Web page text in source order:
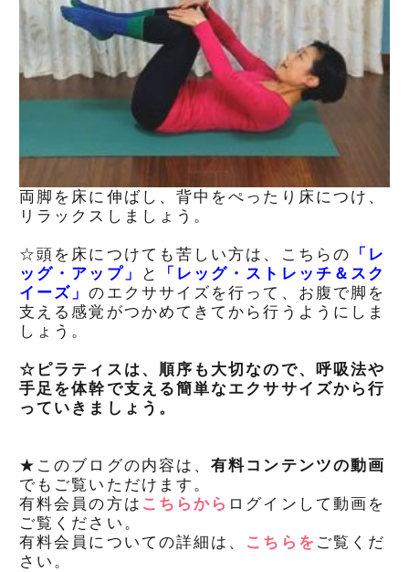
両脚を床に伸ばし、背中をぺったり床につけ、
リラックスしましょう。
☆頭を床につけても苦しい方は、こちらの
「レ
ッグ・アップ」
と
「レッグ・ストレッチ＆スク
イーズ」のエクササイズを行って、お腹で脚を
支える感覚がつかめてきてから行うようにしま
しょう。
☆ピラティスは、順序も大切なので、呼吸法や
手足を体幹で支える簡単なエクササイズから行
っていきましょう。
★このブログの内容は、有料コンテンツの動画
でもご覧いただけます。
有料会員の方は こちらから ログインして動画を
ご覧ください。
有料会員についての詳細は、 こちらを ご覧くだ
さい。